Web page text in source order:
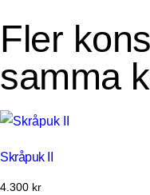
Fler
samma
Skråpuk II
4.300 kr